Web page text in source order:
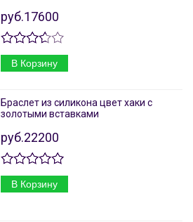
руб.17600
В Корзину
Браслет из силикона цвет хаки с
золотыми вставками
руб.22200
В Корзину